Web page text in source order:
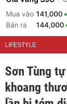
Mua vào 141,000
Bán ra
144,000
LIFESTYLE
Sơn Tùng
khoang